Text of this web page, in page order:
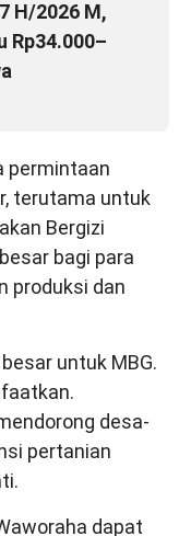
H/2026 M,
Rp34.000–
permintaan
terutama untuk
Bergizi
bagi para
produksi dan
untuk MBG.
desa-
pertanian
dapat